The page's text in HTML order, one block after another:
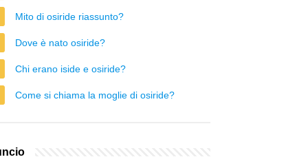
Mito di osiride riassunto?
Dove è nato osiride?
Chi erano iside e osiride?
Come si chiama la moglie di osiride?